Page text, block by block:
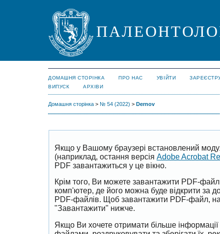
ДОМАШНЯ СТОРІНКА ПРО НАС УВІЙТИ
ВИПУСК
АРХІВИ
Домашня сторінка > № 54 (2022) > Dernov
Якщо у Вашому браузері встановлений
(наприклад, остання версія Adobe Acrobat
PDF завантажиться у це вікно.
Крім того, Ви можете завантажити PDF-
комп'ютер, де його можна буде відкрити за
PDF-файлів. Щоб завантажити PDF-файл,
"Завантажити" нижче.
Якщо Ви хочете отримати більше